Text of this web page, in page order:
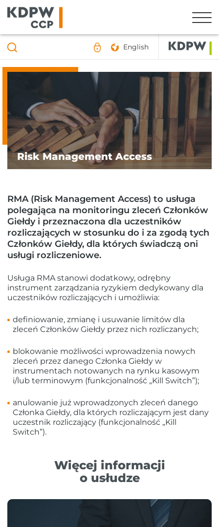
English
Risk Management Access
RMA (Risk Management Access) to usługa
polegająca na monitoringu zleceń Członków
Giełdy i przeznaczona dla uczestników
rozliczających w stosunku do i za zgodą tych
Członków Giełdy, dla których świadczą oni
usługi rozliczeniowe.
Usługa RMA stanowi dodatkowy, odrębny
instrument zarządzania ryzykiem dedykowany dla
uczestników rozliczających i umożliwia:
definiowanie, zmianę i usuwanie limitów dla
zleceń Członków Giełdy przez nich rozliczanych;
blokowanie możliwości wprowadzenia nowych
zleceń przez danego Członka Giełdy w
instrumentach notowanych na rynku kasowym
i/lub terminowym (funkcjonalność „Kill Switch”);
anulowanie już wprowadzonych zleceń danego
Członka Giełdy, dla których rozliczającym jest dany
uczestnik rozliczający (funkcjonalność „Kill
Switch”).
Więcej informacji
o usłudze